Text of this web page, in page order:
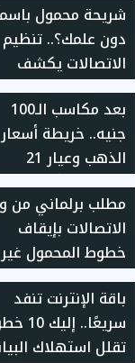
شريحة محمول
دون علمك؟.. تنظيم
الاتصالات يكشف
طريقة الاستعلام
وإجراءات إيقاف الخط
بعد مكاسب الـ100
جنيه.. خريطة أسعار
الذهب وعيار 21
بالعطلة الأسبوعية
مطلب برلماني من
الاتصالات بإيقاف
خطوط المحمول غير
المحدثة
باقة الإنترنت تنفد
سريعًا..
تقلل استهلاك